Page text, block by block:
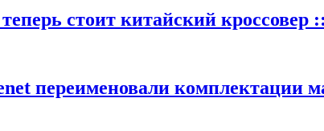
стоит китайский кроссовер
переименовали комплектации